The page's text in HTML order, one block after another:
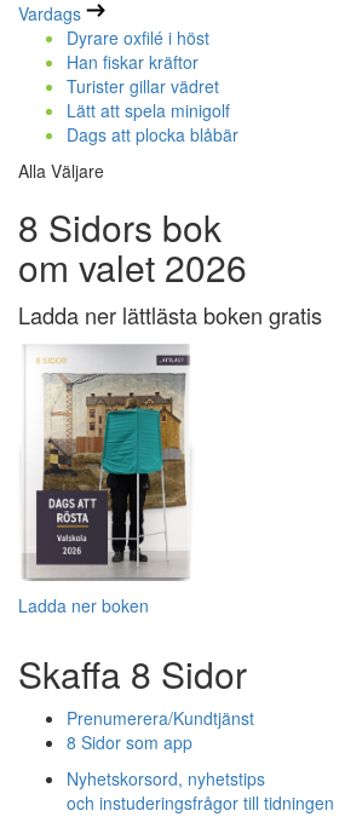
Vardags
Dyrare oxfilé i höst
Han fiskar kräftor
Turister gillar vädret
Lätt att spela minigolf
Dags att plocka blåbär
Alla Väljare
8 Sidors bok
om valet 2026
Ladda ner lättlästa boken gratis
Ladda ner boken
Skaffa 8 Sidor
Prenumerera/Kundtjänst
8 Sidor som app
Nyhetskorsord, nyhetstips
och instuderingsfrågor till tidningen